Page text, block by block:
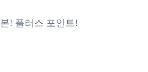
! 플러스 포인트!